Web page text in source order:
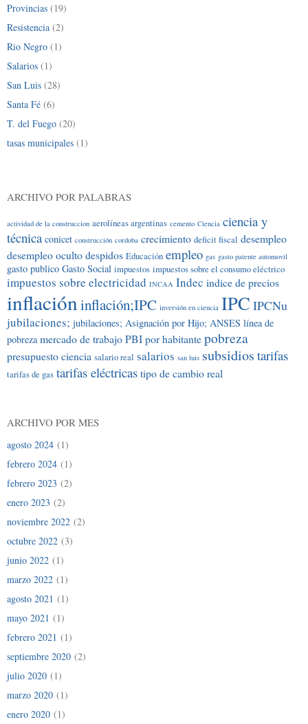
Provincias (19)
Resistencia (2)
Rio Negro (1)
Salarios (1)
San Luis (28)
Santa Fé (6)
T. del Fuego (20)
tasas municipales (1)
ARCHIVO POR PALABRAS
actividad de la construccion aerolíneas argentinas cemento Ciencia ciencia y
técnica conicet construcción cordoba crecimiento deficit fiscal desempleo
desempleo ocultodespidos Educación empleo gas gasto patente automovil
gasto publico Gasto Social impuestos impuestos sobre el consumo eléctrico
impuestos sobre electricidad INCAA Indec indice de precios
inflacióninflación;IPC inversión en ciencia IPC IPCNu
jubilaciones; jubilaciones; Asignación por Hijo; ANSES línea de
pobreza mercado de trabajoPBI por habitantepobreza
presupuesto ciencia salario real salarios san luis subsidios tarifas
tarifas de gas tarifas eléctricastipo de cambio real
ARCHIVO POR MES
agosto 2024 (1)
febrero 2024 (1)
febrero 2023 (2)
enero 2023 (2)
noviembre 2022 (2)
octubre 2022 (3)
junio 2022 (1)
marzo 2022 (1)
agosto 2021 (1)
mayo 2021 (1)
febrero 2021 (1)
septiembre 2020 (2)
julio 2020 (1)
marzo 2020 (1)
enero 2020 (1)